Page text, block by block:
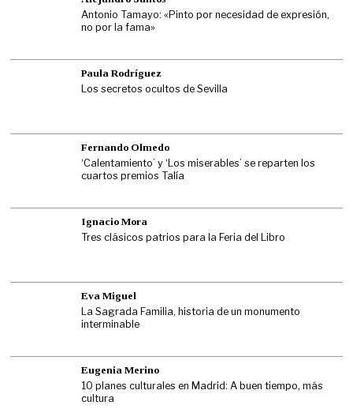
Antonio Tamayo: «Pinto por necesidad de expresión,
no por la fama»
Paula Rodríguez
Los secretos ocultos de Sevilla
Fernando Olmedo
‘Calentamiento’ y ‘Los miserables’ se reparten los
cuartos premios Talía
Ignacio Mora
Tres clásicos patrios para la Feria del Libro
Eva Miguel
La Sagrada Familia, historia de un monumento
interminable
Eugenia Merino
10 planes culturales en Madrid: A buen tiempo, más
cultura